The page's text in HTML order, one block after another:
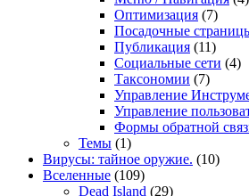
Оптимизация (7)
Посадочные
Публикация (11)
Социальные сети (4)
Таксономии (7)
Управление
Управление
Формы обратной
Темы (1)
Вирусы: тайное оружие. (10)
Вселенные (109)
Dead Island (29)